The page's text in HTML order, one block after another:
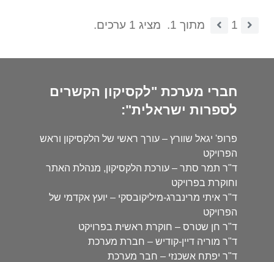
1 מתוך 1. מציג 1 ערכים.
חברי מערכת "לקסיקון הקשרים
לספרות ישראלית":
פרופ' יגאל שוורץ – עורך ראשי של הלקסיקון וראש
הפרויקט
ד"ר תמר סתר – עורכת הלקסיקון, מנהלת האתר
וחוקרת בפרויקט
ד"ר איתי מרינברג-מיליקובסקי – יועץ אקדמי של
הפרויקט
ד"ר חן שטרס – חוקרת ראשית בפרויקט
ד"ר מוריה דיין-קודיש – חברת מערכת
ד"ר יפתח אשכנזי – חבר מערכת